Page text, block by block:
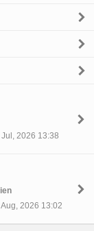
2026 13:38
2026 13:02